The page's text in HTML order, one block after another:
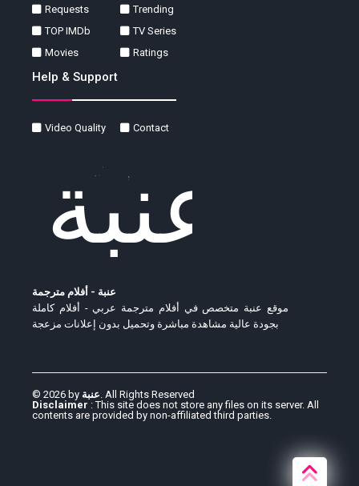
Requests
Trending
TOP IMDb
TV Series
Movies
Ratings
Help & Support
Video Quality Contact
عنبة - أفلام مترجمة
موقع عنبة متخصص في أفلام مترجمة عربي - أفلام كاملة
بجودة عالية مشاهدة مباشرة وتحميل بدون إعلانات مزعجة
© 2026 by عنبة. All Rights Reserved
Disclaimer : This site does not store any files on its server. All
contents are provided by non-affiliated third parties.